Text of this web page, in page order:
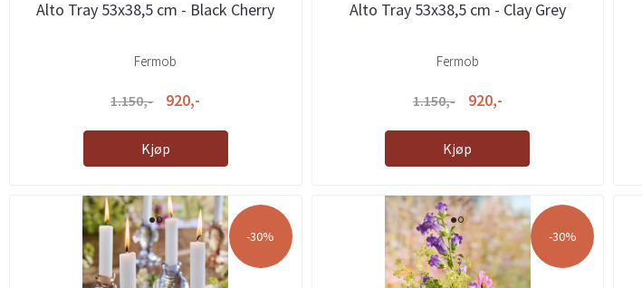
Alto Tray 53x38,5 cm - Black Cherry
Fermob
1.150,- 920,-
Kjøp
Alto Tray 53x38,5 cm - Clay Grey
Fermob
1.150,- 920,-
Kjøp
-30% -30%